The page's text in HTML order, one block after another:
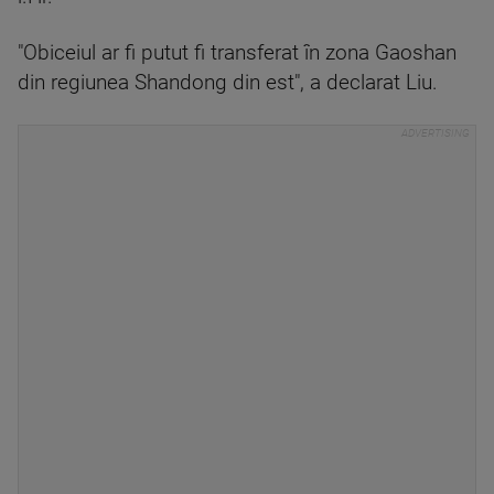
"Obiceiul ar fi putut fi transferat în zona Gaoshan
din regiunea Shandong din est", a declarat Liu.